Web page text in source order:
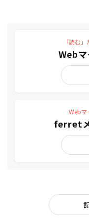
「読む
Web
Webマ
ferret